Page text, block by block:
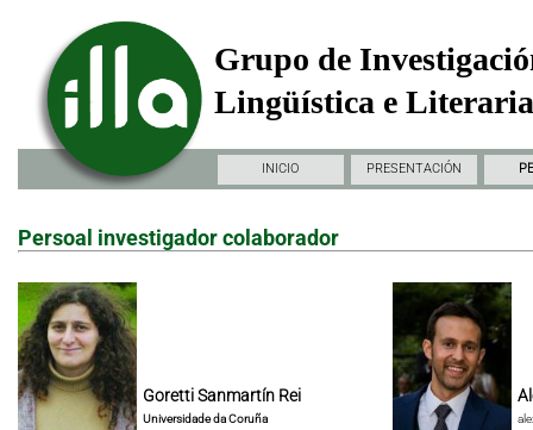
Grupo de
Lingüística e
INICIO PRESENTACIÓN
Persoal investigador colaborador
Goretti Sanmartín Rei
Universidade da Coruña